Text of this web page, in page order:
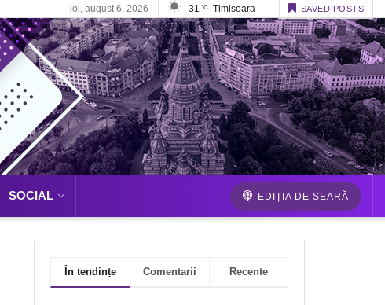
joi, august 6, 2026 31 °C Timisoara SAVED POSTS
SOCIAL EDIȚIA DE SEARĂ
În tendințe Comentarii Recente